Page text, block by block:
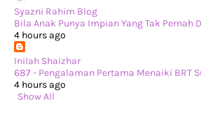
►May 2023(37)
►April 2023(23)
►March 2023
La gourmet® Hydration Bottle Giveaway
Pertama Kali Masak Asam Pedas
Bila Mak Kaki Bunga…
Tiba-tiba Teringin Makan Shawarma!
Syazni Rahim Blog
Bila Anak Punya Impian Yang Tak Pernah
4 hours ago
Inilah Shaizhar
687 - Pengalaman Pertama Menaiki BRT
4 hours ago
Show All